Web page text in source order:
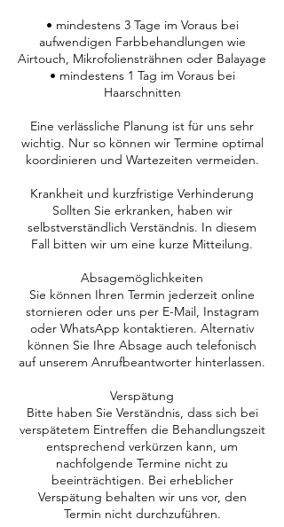
• mindestens 3 Tage im Voraus bei
aufwendigen Farbbehandlungen wie
Airtouch, Mikrofoliensträhnen oder Balayage
• mindestens 1 Tag im Voraus bei
Haarschnitten
Eine verlässliche Planung ist für uns sehr
wichtig. Nur so können wir Termine optimal
koordinieren und Wartezeiten vermeiden.
Krankheit und kurzfristige Verhinderung
Sollten Sie erkranken, haben wir
selbstverständlich Verständnis. In diesem
Fall bitten wir um eine kurze Mitteilung.
Absagemöglichkeiten
Sie können Ihren Termin jederzeit online
stornieren oder uns per E-Mail, Instagram
oder WhatsApp kontaktieren. Alternativ
können Sie Ihre Absage auch telefonisch
auf unserem Anrufbeantworter hinterlassen.
Verspätung
Bitte haben Sie Verständnis, dass sich bei
verspätetem Eintreffen die Behandlungszeit
entsprechend verkürzen kann, um
nachfolgende Termine nicht zu
beeinträchtigen. Bei erheblicher
Verspätung behalten wir uns vor, den
Termin nicht durchzuführen.